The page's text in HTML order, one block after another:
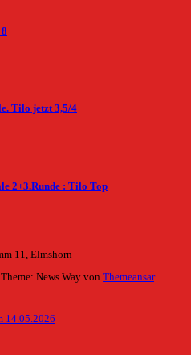
Tilo jetzt 3,5/4
2+3.Runde : Tilo Top
11, Elmshorn
Theme: News Way von Themeansar.
14.05.2026